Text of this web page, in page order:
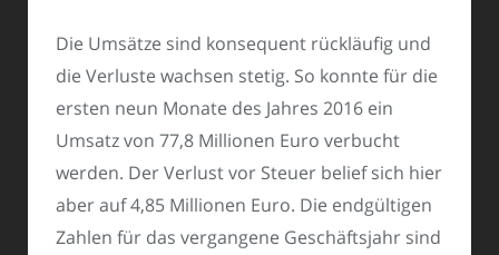
Die Umsätze sind konsequent rückläufig und
die Verluste wachsen stetig. So konnte für die
ersten neun Monate des Jahres 2016 ein
Umsatz von 77,8 Millionen Euro verbucht
werden. Der Verlust vor Steuer belief sich hier
aber auf 4,85 Millionen Euro. Die endgültigen
Zahlen für das vergangene Geschäftsjahr sind